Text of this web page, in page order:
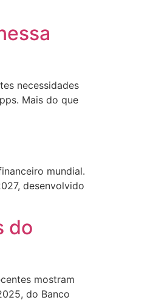
necessidades
Mais do que
mundial.
desenvolvido
do
mostram
do Banco